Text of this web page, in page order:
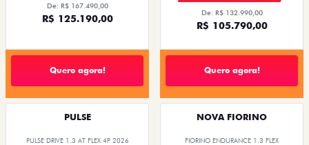
De: R$ 167.490,00
R$ 125.190,00
Quero agora!
De: R$ 132.990,00
R$ 105.790,00
Quero agora!
PULSE
PULSE DRIVE 1.3 AT FLEX 4P 2026
NOVA FIORINO
FIORINO ENDURANCE 1.3 FLEX